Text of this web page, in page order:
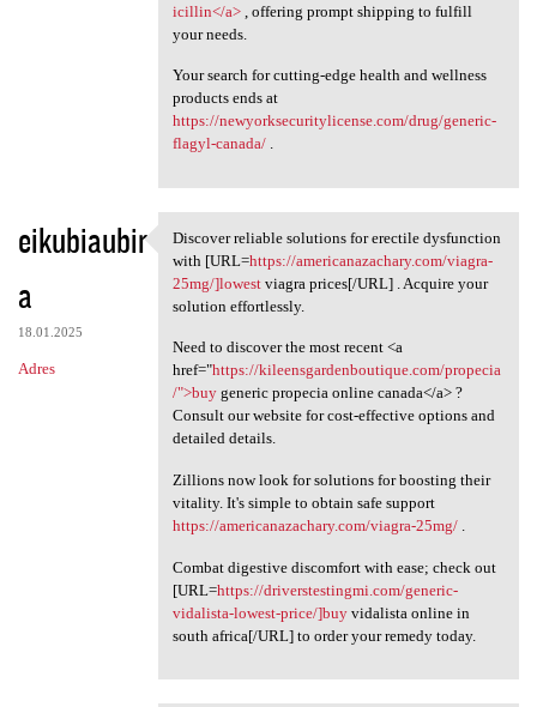
icillin</a>, offering prompt shipping to fulfill
your needs.
Your search for cutting-edge health and wellness
products ends at
https://newyorksecuritylicense.com/drug/generic-
flagyl-canada/.
eikubiaubir
a
18.01.2025
Adres
Discover reliable solutions
Discover reliable solutions for erectile dysfunction
with [URL=https://americanazachary.com/viagra-
25mg/]lowestviagra prices[/URL] . Acquire your
solution effortlessly.
Need to discover the most recent <a
href="https://kileensgardenboutique.com/propecia
/">buygeneric propecia online canada</a> ?
Consult our website for cost-effective options and
detailed details.
Zillions now look for solutions for boosting their
vitality. It's simple to obtain safe support
https://americanazachary.com/viagra-25mg/.
Combat digestive discomfort with ease; check out
[URL=https://driverstestingmi.com/generic-
vidalista-lowest-price/]buyvidalista online in
south africa[/URL] to order your remedy today.